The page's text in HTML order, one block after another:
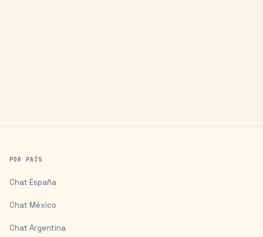
POR PAÍS
Chat España
Chat México
Chat Argentina